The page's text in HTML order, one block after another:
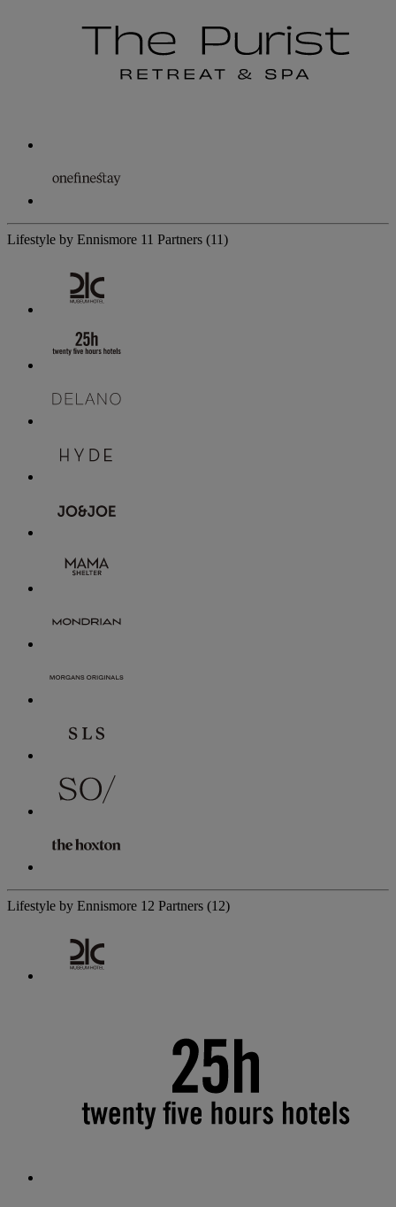
Lifestyle by Ennismore 11 Partners (11)
Lifestyle by Ennismore 12 Partners (12)